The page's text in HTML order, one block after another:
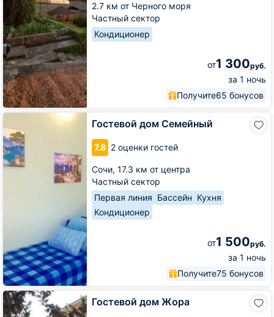
2.7 км от Черного моря
Частный сектор
Кондиционер
от1 300руб.
за 1 ночь
Получите65 бонусов
Гостевой дом Семейный
7.8 2 оценки гостей
Сочи, 17.3 км от центра
Частный сектор
Первая линия Бассейн Кухня
Кондиционер
от1 500руб.
за 1 ночь
Получите75 бонусов
Гостевой
дом
Семейный
Гостевой дом Жора
Гостевой
дом